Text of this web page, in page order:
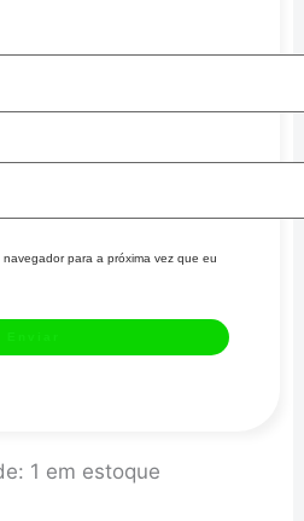
para a próxima vez que eu
1 em estoque